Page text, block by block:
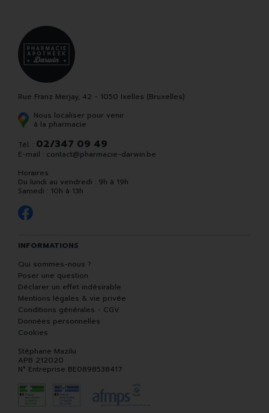
Rue Franz Merjay, 42 - 1050 Ixelles (Bruxelles)
Nous localiser pour venir
à la pharmacie
Tél. : 02/347 09 49
E-mail : contact@pharmacie-darwin.be
Horaires
Du lundi au vendredi : 9h à 19h
Samedi : 10h à 13h
INFORMATIONS
Qui sommes-nous ?
Poser une question
Déclarer un effet indésirable
Mentions légales & vie privée
Conditions générales - CGV
Données personnelles
Cookies
Stéphane Mazilu
APB 212020
N° Entreprise BE0898538417